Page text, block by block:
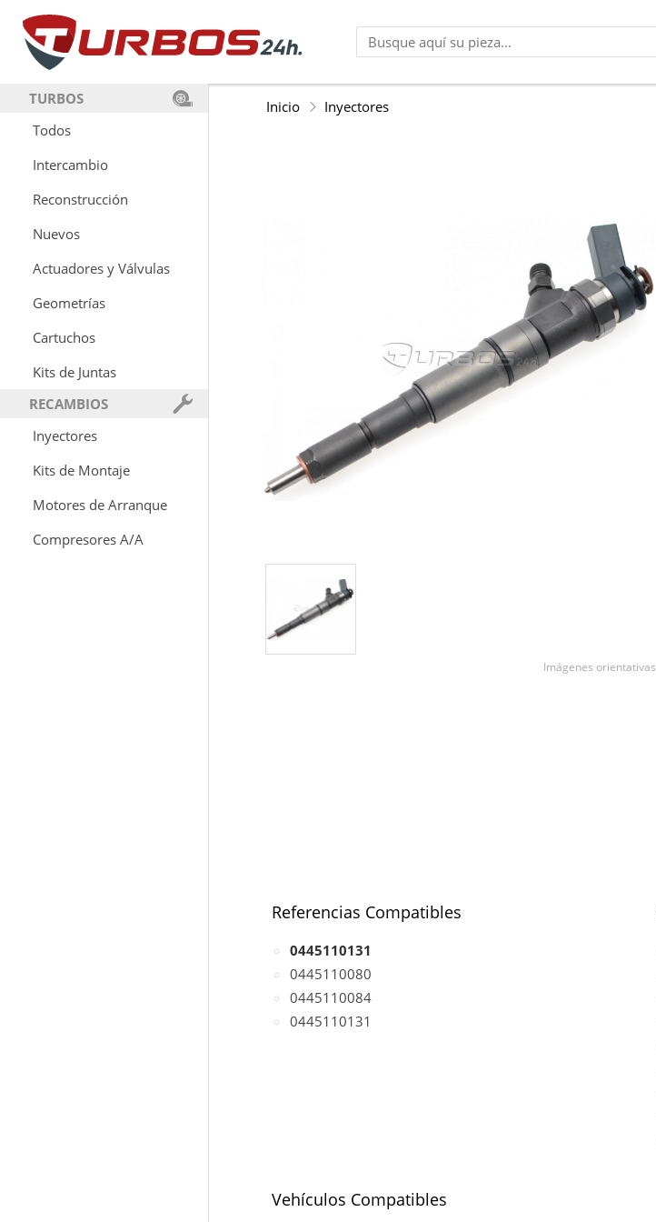
TURBOS
Todos
Intercambio
Reconstrucción
Nuevos
Actuadores y Válvulas
Geometrías
Cartuchos
Kits de Juntas
RECAMBIOS
Inyectores
Kits de Montaje
Motores de Arranque
Compresores A/A
Inicio Inyectores
Imágenes orientativas
Referencias Compatibles
0445110131
0445110080
0445110084
0445110131
Vehículos Compatibles